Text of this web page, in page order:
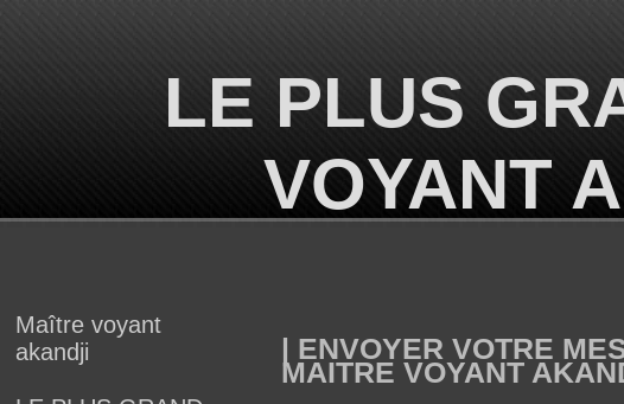
LE PLUS
VOYANT
Maître voyant
akandji
| ENVOYER VOTRE
MAITRE VOYANT